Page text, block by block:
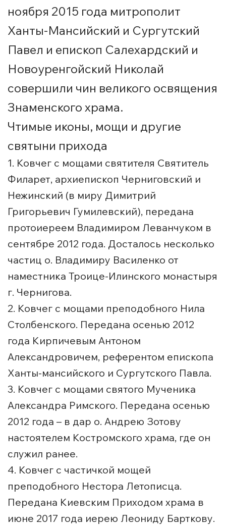
ноября 2015 года митрополит
Ханты-Мансийский и Сургутский
Павел и епископ Салехардский и
Новоуренгойский Николай
совершили чин великого освящения
Знаменского храма.
Чтимые иконы, мощи и другие
святыни прихода
1. Ковчег с мощами святителя Святитель
Филарет, архиепископ Черниговский и
Нежинский (в миру Димитрий
Григорьевич Гумилевский), передана
протоиереем Владимиром Леванчуком в
сентябре 2012 года. Досталось несколько
частиц о. Владимиру Василенко от
наместника Троице-Илинского монастыря
г. Чернигова.
2. Ковчег с мощами преподобного Нила
Столбенского. Передана осенью 2012
года Кирпичевым Антоном
Александровичем, референтом епископа
Ханты-мансийского и Сургутского Павла.
3. Ковчег с мощами святого Мученика
Александра Римского. Передана осенью
2012 года – в дар о. Андрею Зотову
настоятелем Костромского храма, где он
служил ранее.
4. Ковчег с частичкой мощей
преподобного Нестора Летописца.
Передана Киевским Приходом храма в
июне 2017 года иерею Леониду Барткову.